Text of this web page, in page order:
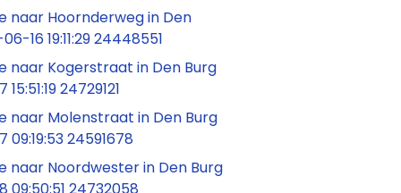
naar Hoornderweg in Den
16 19:11:29 24448551
naar Kogerstraat in Den Burg
24729121
naar Molenstraat in Den Burg
09:19:53 24591678
naar Noordwester in Den Burg